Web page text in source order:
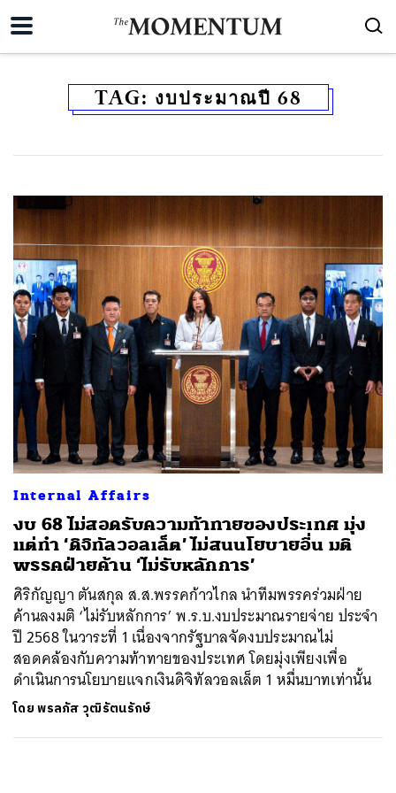
TAG: งบประมาณปี 68
Internal Affairs
งบ 68 ไม่สอดรับความท้าทายของประเทศ มุ่ง
แต่ทำ ‘ดิจิทัลวอลเล็ต’ ไม่สนนโยบายอื่น มติ
พรรคฝ่ายค้าน ‘ไม่รับหลักการ’
ศิริกัญญา ตันสกุล ส.ส.พรรคก้าวไกล นำทีมพรรคร่วมฝ่าย
ค้านลงมติ ‘ไม่รับหลักการ’ พ.ร.บ.งบประมาณรายจ่าย ประจำ
ปี 2568 ในวาระที่ 1 เนื่องจากรัฐบาลจัดงบประมาณไม่
สอดคล้องกับความท้าทายของประเทศ โดยมุ่งเพียงเพื่อ
ดำเนินการนโยบายแจกเงินดิจิทัลวอลเล็ต 1 หมื่นบาทเท่านั้น
โดยพรลภัส วุฒิรัตนรักษ์
ค้นหา
SHARE